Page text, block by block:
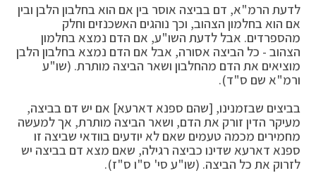
לדעת הרמ"א, דם בביצה אוסר בין אם הוא בחלבון הלבן ובין
אם הוא בחלמון הצהוב, וכך נוהגים האשכנזים וחלק
מהספרדים. אבל לדעת השו"ע, אם הדם נמצא בחלמון
הצהוב - כל הביצה אסורה, אבל אם הדם נמצא בחלבון הלבן
מוציאים את הדם מהחלבון ושאר הביצה מותרת. (שו"ע
ורמ"א שם ס"ד).
בביצים שבזמנינו, [שהם ספנא דארעא] אם יש דם בביצה,
מעיקר הדין זורק את הדם, ושאר הביצה מותרת, אך למעשה
מחמירים מכמה טעמים שאם לא יודעים בוודאי שביצה זו
ספנא דארעא שדינו כביצה רגילה, שאם מצא דם בביצה יש
לזרוק את כל הביצה. (שו"ע סי' ס"ו ס"ז).